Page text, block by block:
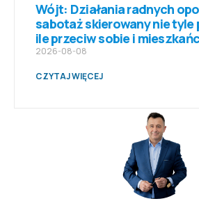
Wójt: Działania radnych
sabotaż skierowany nie tyle
ile przeciw sobie i
2026-08-08
CZYTAJ WIĘCEJ